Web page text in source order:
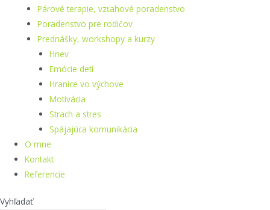
Párové terapie, vzťahové poradenstvo
Poradenstvo pre rodičov
Prednášky, workshopy a kurzy
Hnev
Emócie detí
Hranice vo výchove
Motivácia
Strach a stres
Spájajúca komunikácia
O mne
Kontakt
Referencie
Vyhľadať